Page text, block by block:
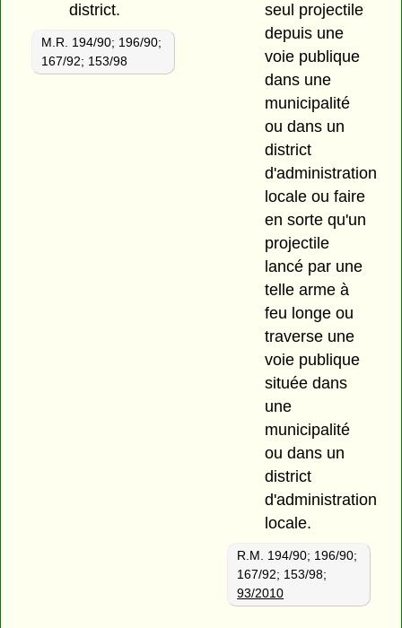
district.
M.R. 194/90; 196/90;
167/92; 153/98
seul projectile
depuis une
voie publique
dans une
municipalité
ou dans un
district
d'administration
locale ou faire
en sorte qu'un
projectile
lancé par une
telle arme à
feu longe ou
traverse une
voie publique
située dans
une
municipalité
ou dans un
district
d'administration
locale.
R.M. 194/90; 196/90;
167/92; 153/98;
93/2010